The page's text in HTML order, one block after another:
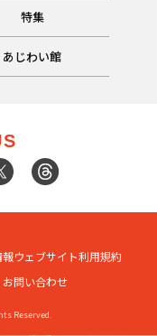
特集
あじわい館
報ウェブサイト利用規約
お問い合わせ
Reserved.